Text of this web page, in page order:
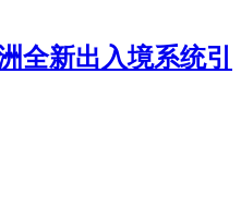
全新出入境系统引